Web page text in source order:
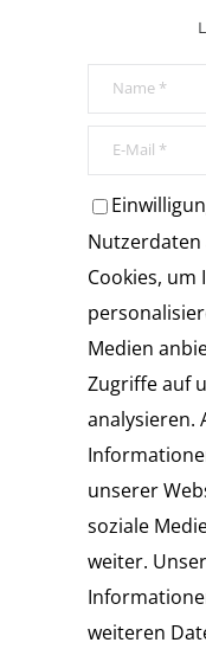
Cookies, um
Medien
Zugriffe auf
analysieren.
unserer
soziale
weiter.
weiteren